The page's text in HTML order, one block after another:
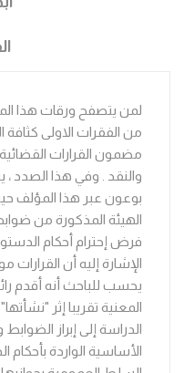
لمن يتصفح ورقات هذا
من الفقرات الاولى
مضمون القرارات
والنقد . وفي هذا الصدد ،
بوعون عبر هذا المؤلف
الهيئة المذكورة من
فرض إحترام أحكام
الإشارة إليه أن
يحسب للباحث أنه أقدم
المعنية تقريبا إثر
الدراسة إلى إبراز الضوابط
الأساسية الواردة